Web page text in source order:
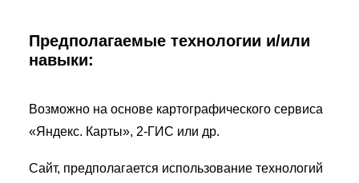
Предполагаемые технологии и/или
навыки:
Возможно на основе картографического сервиса
«Яндекс. Карты», 2-ГИС или др.
Сайт, предполагается использование технологий